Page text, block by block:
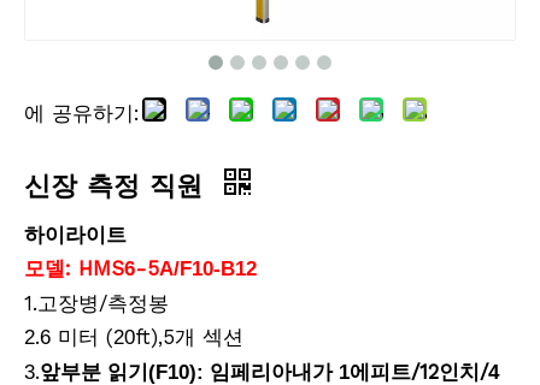
에 공유하기:
신장 측정 직원
하이라이트
모델: HMS6-5A/F10-B12
1.고장병/측정봉
2.6 미터 (20ft),5개 섹션
3.앞부분 읽기(F10): 임페리아내가 1에 피트/12인치/4